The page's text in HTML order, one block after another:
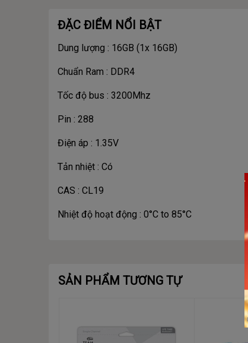
ĐẶC ĐIỂM NỔI BẬT
Dung lượng : 16GB (1x 16GB)
Chuẩn Ram : DDR4
Tốc độ bus : 3200Mhz
Pin : 288
Điện áp : 1.35V
Tản nhiệt : Có
CAS : CL19
Nhiệt độ hoạt động : 0°C to 85°C
SẢN PHẨM TƯƠNG TỰ